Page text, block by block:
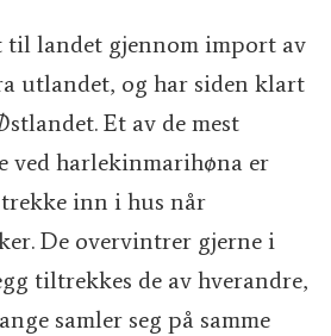
til landet gjennom import av
utlandet, og har siden klart
Et av de mest
ved harlekinmarihøna er
inn i hus når
De overvintrer gjerne i
tiltrekkes de av hverandre,
samler seg på samme